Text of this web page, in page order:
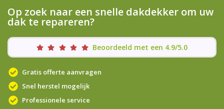
Op zoek naar een snelle dakdekker om uw
dak te repareren?
Beoordeeld met een 4.9/5.0
Gratis offerte aanvragen
Snel herstel mogelijk
Professionele service